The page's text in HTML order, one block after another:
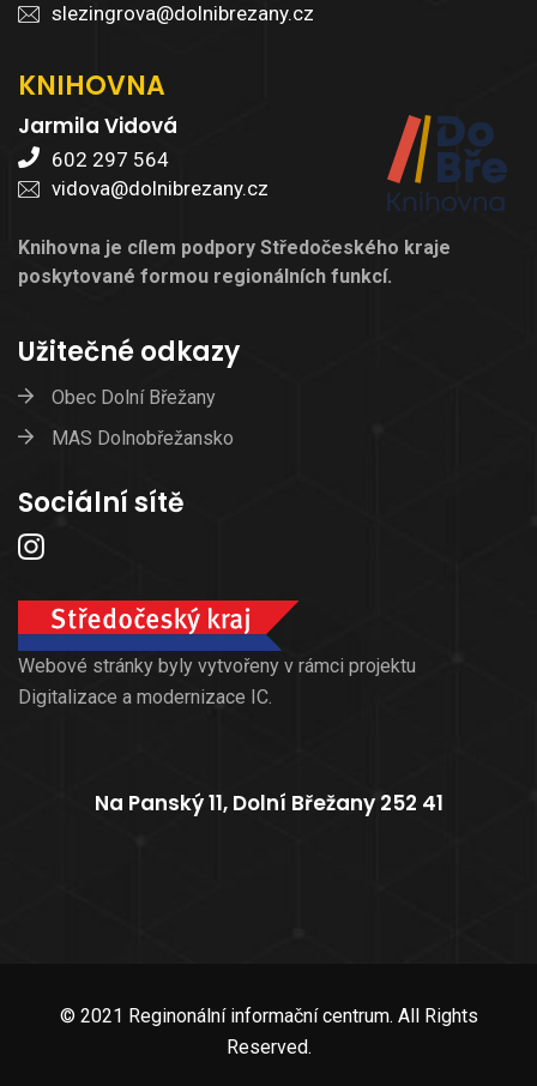
slezingrova@dolnibrezany.cz
KNIHOVNA
Jarmila Vidová
602 297 564
vidova@dolnibrezany.cz
Knihovna je cílem podpory Středočeského kraje
poskytované formou regionálních funkcí.
Užitečné odkazy
Obec Dolní Břežany
MAS Dolnobřežansko
Sociální sítě
Webové stránky byly vytvořeny v rámci projektu
Digitalizace a modernizace IC.
Na Panský 11, Dolní Břežany 252 41
© 2021 Reginonální informační centrum. All Rights
Reserved.